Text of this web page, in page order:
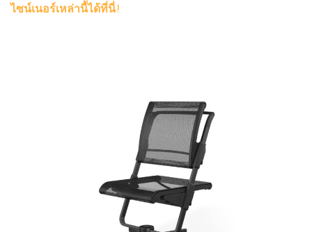
ไซน์เนอร์เหล่านี้ได้ที่นี่!